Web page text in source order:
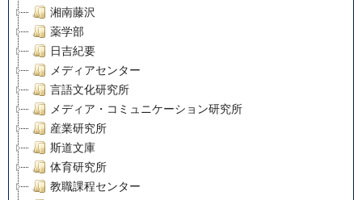
湘南藤沢
薬学部
日吉紀要
メディアセンター
言語文化研究所
メディア・コミュニケーション研究所
産業研究所
斯道文庫
体育研究所
教職課程センター